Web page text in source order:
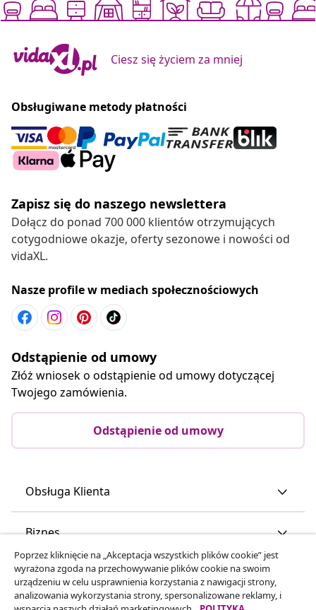
Ciesz się życiem za mniej
Obsługiwane metody płatności
Zapisz się do naszego newslettera
Dołącz do ponad 700 000 klientów otrzymujących
cotygodniowe okazje, oferty sezonowe i nowości od
vidaXL.
Nasze profile w mediach społecznościowych
Odstąpienie od umowy
Złóż wniosek o odstąpienie od umowy dotyczącej
Twojego zamówienia.
Odstąpienie od umowy
Obsługa Klienta
Biznes
vidaXL
Poprzez kliknięcie na „Akceptacja wszystkich plików cookie” jest
wyrażona zgoda na przechowywanie plików cookie na swoim
urządzeniu w celu usprawnienia korzystania z nawigacji strony,
analizowania wykorzystania strony, spersonalizowane reklamy, i